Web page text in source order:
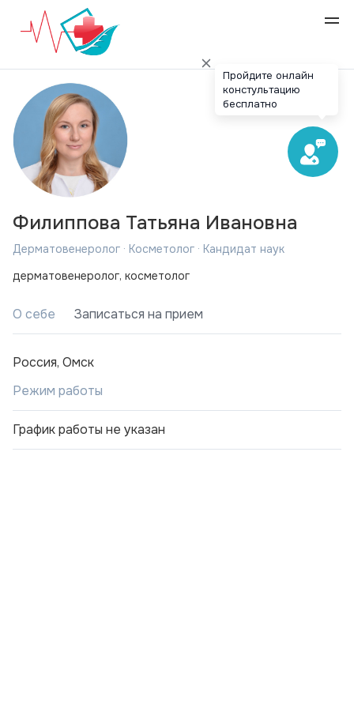
Филиппова Татьяна Ивановна
Дерматовенеролог · Косметолог · Кандидат наук
дерматовенеролог, косметолог
О себе Записаться на прием
Россия, Омск
Режим работы
График работы не указан
Пройдите онлайн
констультацию
бесплатно